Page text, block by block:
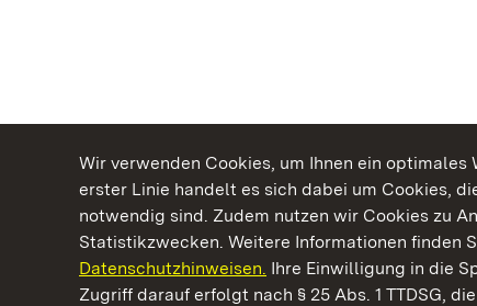
Wir verwenden Cookies, um Ihnen ein optimales
erster Linie handelt es sich dabei um Cookies,
notwendig sind. Zudem nutzen wir Cookies zu
Statistikzwecken. Weitere Informationen finden
Datenschutzhinweisen. Ihre Einwilligung in die
Zugriff darauf erfolgt nach § 25 Abs. 1 TTDSG,
Kommen. Staunen. Genießen.